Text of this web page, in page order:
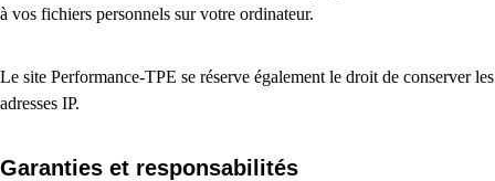
à vos fichiers personnels sur votre ordinateur.
Le site Performance-TPE se réserve également le droit de conserver les
adresses IP.
Garanties et responsabilités